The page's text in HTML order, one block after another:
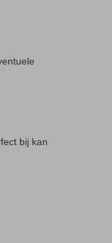
bij kan